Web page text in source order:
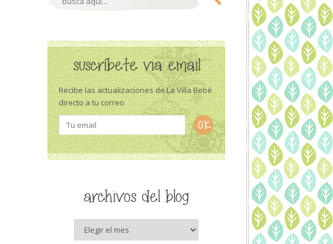
suscríbete via email
Recibe las actualizaciones de La Villa Bebé
directo a tu correo
archivos del blog
archivos